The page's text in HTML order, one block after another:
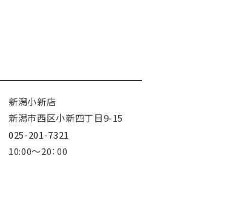
新潟小新店
新潟市西区小新四丁目9-15
025-201-7321
10:00～20：00